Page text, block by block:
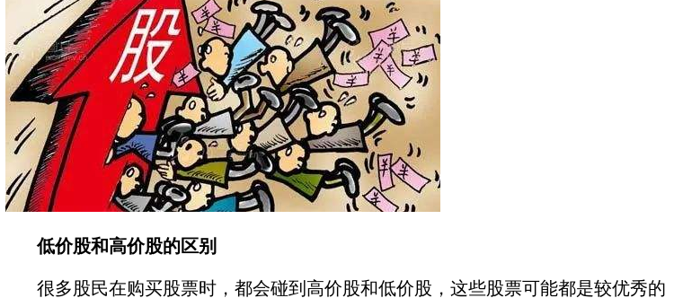
低价股和高价股的区别
很多股民在购买股票时，都会碰到高价股和低价股，这些股票可能都是较优秀的